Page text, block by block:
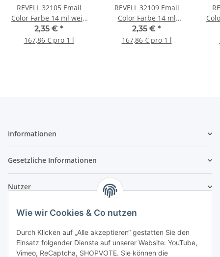
Wie wir Cookies & Co nutzen
Durch Klicken auf „Alle akzeptieren“ gestatten Sie den
Einsatz folgender Dienste auf unserer Website: YouTube,
Vimeo, ReCaptcha, SHOPVOTE. Sie können die
REVELL 32105 Email
Color Farbe 14 ml weiß
matt RAL 9001
2,35 € *
167,86 € pro 1 l
REVELL 32109 Email
Color Farbe 14 ml
anthrazit matt RAL 7021
2,35 € *
167,86 € pro 1 l
Informationen
Gesetzliche Informationen
Nutzer